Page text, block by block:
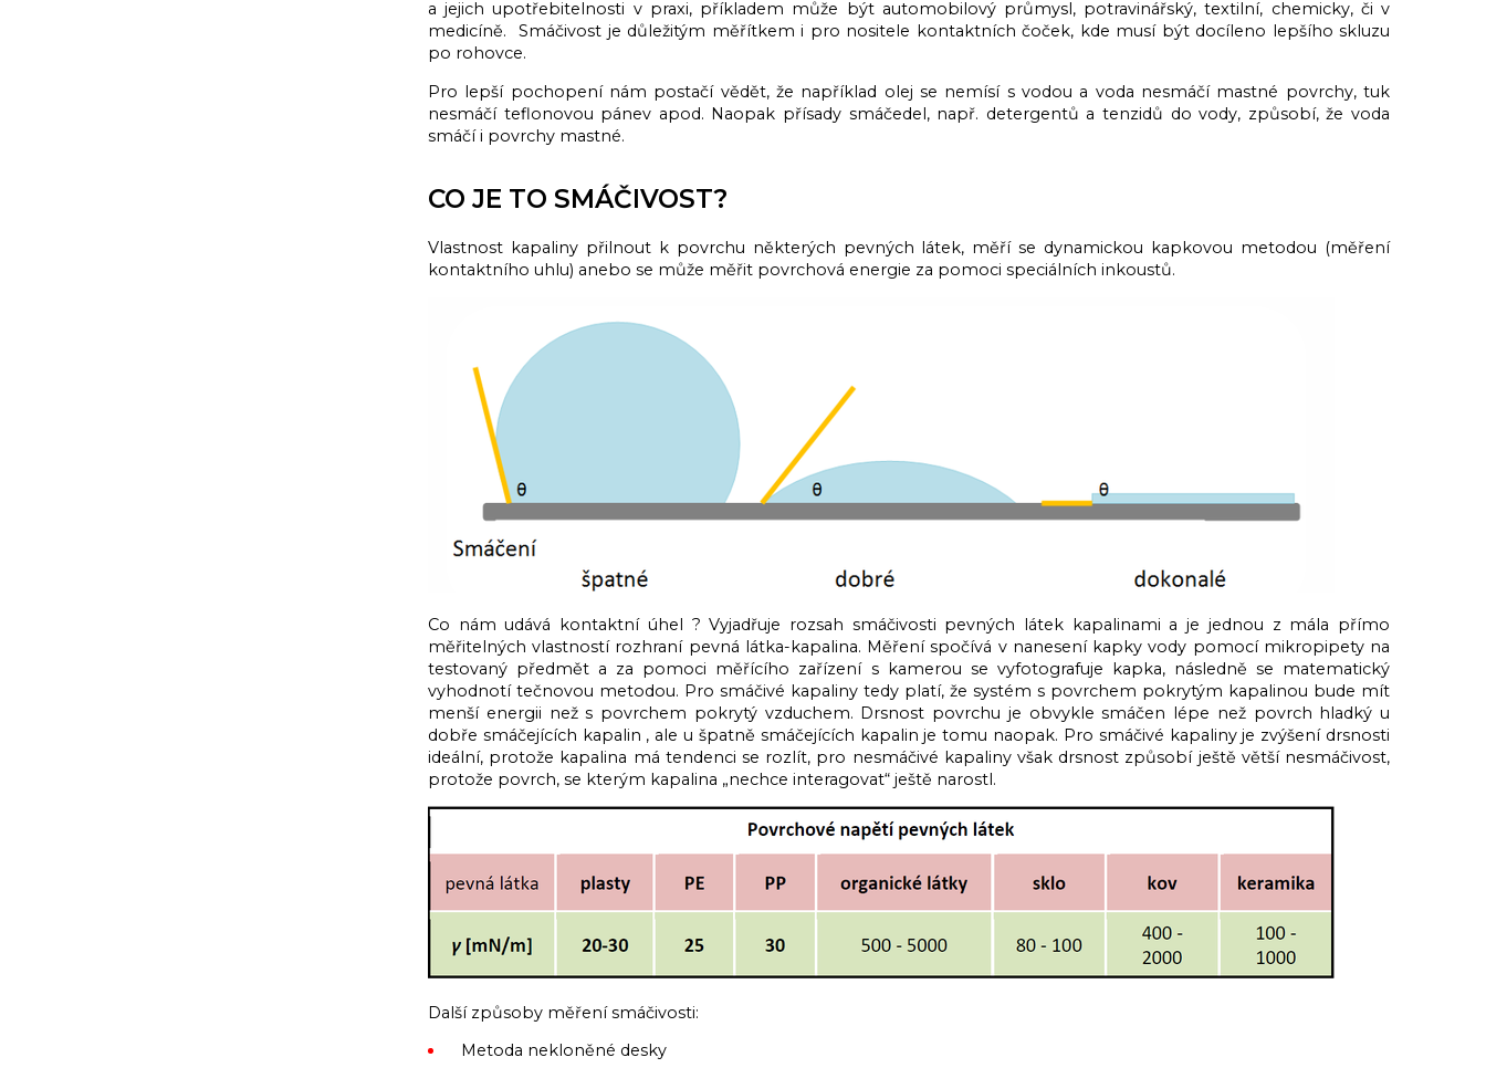
a jejich upotřebitelnosti v praxi, příkladem může být automobilový průmysl, potravinářský, textilní, chemicky, či v
medicíně. Smáčivost je důležitým měřítkem i pro nositele kontaktních čoček, kde musí být docíleno lepšího skluzu
po rohovce.
Pro lepší pochopení nám postačí vědět, že například olej se nemísí s vodou a voda nesmáčí mastné povrchy, tuk
nesmáčí teflonovou pánev apod. Naopak přísady smáčedel, např. detergentů a tenzidů do vody, způsobí, že voda
smáčí i povrchy mastné.
CO JE TO SMÁČIVOST?
Vlastnost kapaliny přilnout k povrchu některých pevných látek, měří se dynamickou kapkovou metodou (měření
kontaktního uhlu) anebo se může měřit povrchová energie za pomoci speciálních inkoustů.
Co nám udává kontaktní úhel ? Vyjadřuje rozsah smáčivosti pevných látek kapalinami a je jednou z mála přímo
měřitelných vlastností rozhraní pevná látka-kapalina. Měření spočívá v nanesení kapky vody pomocí mikropipety na
testovaný předmět a za pomoci měřícího zařízení s kamerou se vyfotografuje kapka, následně se matematický
vyhodnotí tečnovou metodou. Pro smáčivé kapaliny tedy platí, že systém s povrchem pokrytým kapalinou bude mít
menší energii než s povrchem pokrytý vzduchem. Drsnost povrchu je obvykle smáčen lépe než povrch hladký u
dobře smáčejících kapalin , ale u špatně smáčejících kapalin je tomu naopak. Pro smáčivé kapaliny je zvýšení drsnosti
ideální, protože kapalina má tendenci se rozlít, pro nesmáčivé kapaliny však drsnost způsobí ještě větší nesmáčivost,
protože povrch, se kterým kapalina „nechce interagovat“ ještě narostl.
Další způsoby měření smáčivosti:
Metoda nekloněné desky